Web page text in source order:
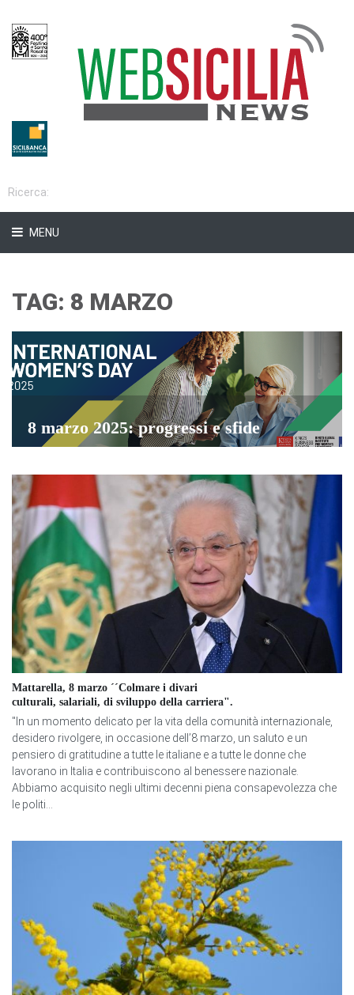
MENU
TAG: 8 MARZO
8 marzo 2025: progressi e sfide
Mattarella, 8 marzo ´´Colmare i divari
culturali, salariali, di sviluppo della carriera".
"In un momento delicato per la vita della comunità internazionale,
desidero rivolgere, in occasione dell’8 marzo, un saluto e un
pensiero di gratitudine a tutte le italiane e a tutte le donne che
lavorano in Italia e contribuiscono al benessere nazionale.
Abbiamo acquisito negli ultimi decenni piena consapevolezza che
le politi...